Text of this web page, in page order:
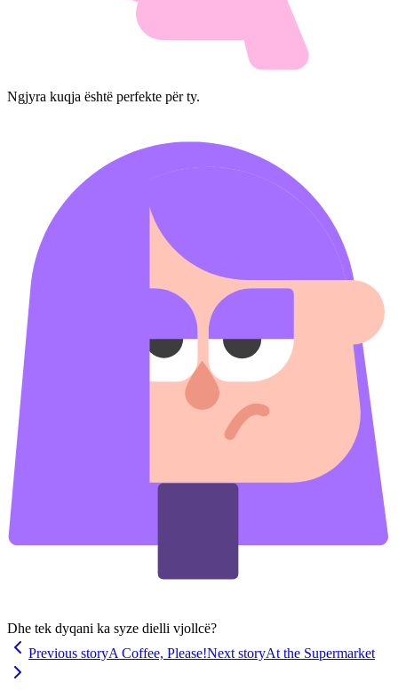
Ngjyra kuqja është perfekte për ty.
Dhe tek dyqani ka syze dielli vjollcë?
Previous storyA Coffee, Please!Next storyAt the Supermarket